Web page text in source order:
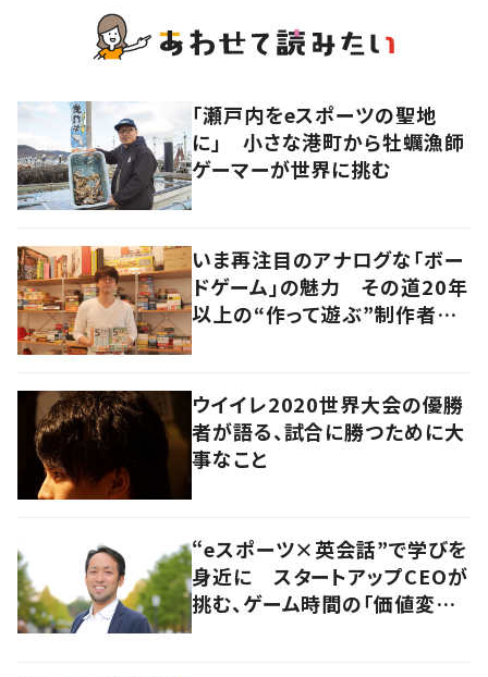
「瀬戸内をeスポーツの聖地
に」 小さな港町から牡蠣漁師
ゲーマーが世界に挑む
いま再注目のアナログな「ボー
ドゲーム」の魅力 その道20年
以上の“作って遊ぶ”制作者に
ウイイレ2020世界大会の優勝
者が語る、試合に勝つために大
事なこと
“eスポーツ×英会話”で学びを
身近に スタートアップCEOが
挑む、ゲーム時間の「価値変容」